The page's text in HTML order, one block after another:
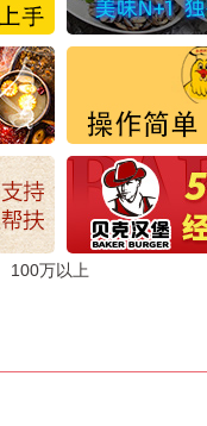
100万以上